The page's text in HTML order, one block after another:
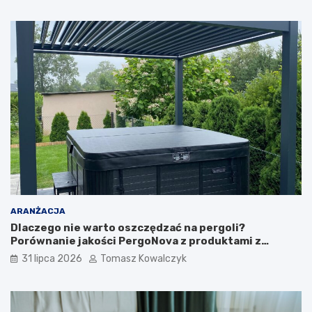
ARANŻACJA
Dlaczego nie warto oszczędzać na pergoli?
Porównanie jakości PergoNova z produktami z
marketu
31 lipca 2026 Tomasz Kowalczyk